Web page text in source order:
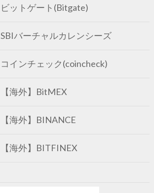
ビットゲート(Bitgate)
SBIバーチャルカレンシーズ
コインチェック(coincheck)
【海外】BitMEX
【海外】BINANCE
【海外】BITFINEX